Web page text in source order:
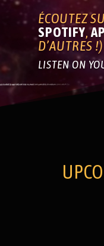
ÉCOUTEZ
SPOTIFY,
D’AUTRES !)
LISTEN ON